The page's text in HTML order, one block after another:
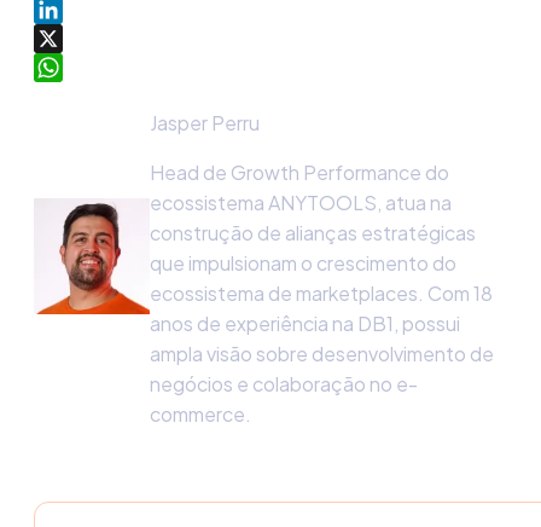
Facebook
LinkedIn
X
Jasper Perru
Head de Growth Performance do
ecossistema ANYTOOLS, atua na
construção de alianças estratégicas
que impulsionam o crescimento do
ecossistema de marketplaces. Com 18
anos de experiência na DB1, possui
ampla visão sobre desenvolvimento de
negócios e colaboração no e-
commerce.